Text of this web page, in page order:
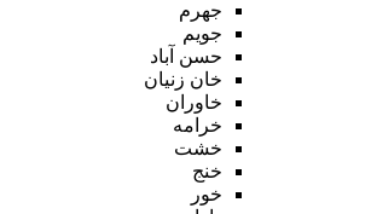
جهرم
جویم
حسن آباد
خان زنیان
خاوران
خرامه
خشت
خنج
خور